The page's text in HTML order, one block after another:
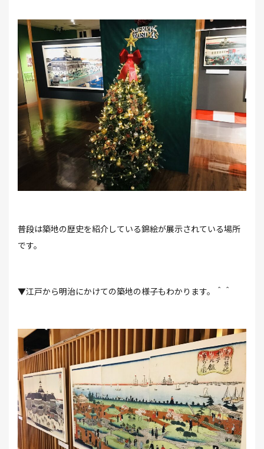
普段は築地の歴史を紹介している錦絵が展示されている場所
です。
▼江戸から明治にかけての築地の様子もわかります。＾＾